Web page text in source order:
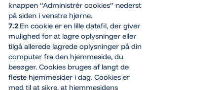
knappen “Administrér cookies” nederst
på siden i venstre hjørne.
7.2 En cookie er en lille datafil, der giver
mulighed for at lagre oplysninger eller
tilgå allerede lagrede oplysninger på din
computer fra den hjemmeside, du
besøger. Cookies bruges af langt de
fleste hjemmesider i dag. Cookies er
med til at sikre, at hjemmesidens